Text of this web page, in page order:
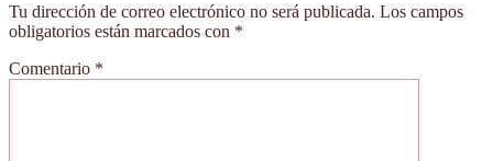
Tu dirección de correo electrónico no será publicada. Los campos
obligatorios están marcados con *
Comentario *